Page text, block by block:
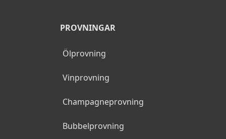
PROVNINGAR
Ölprovning
Vinprovning
Champagneprovning
Bubbelprovning